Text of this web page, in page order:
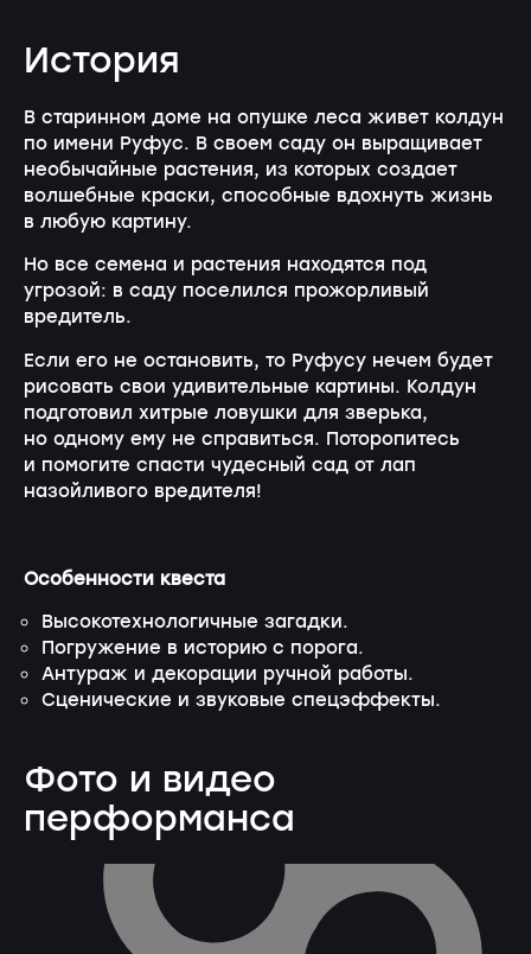
История
В старинном доме на опушке леса живет колдун
по имени Руфус. В своем саду он выращивает
необычайные растения, из которых создает
волшебные краски, способные вдохнуть жизнь
в любую картину.
Но все семена и растения находятся под
угрозой: в саду поселился прожорливый
вредитель.
Если его не остановить, то Руфусу нечем будет
рисовать свои удивительные картины. Колдун
подготовил хитрые ловушки для зверька,
но одному ему не справиться. Поторопитесь
и помогите спасти чудесный сад от лап
назойливого вредителя!
Особенности квеста
Высокотехнологичные загадки.
Погружение в историю с порога.
Антураж и декорации ручной работы.
Сценические и звуковые спецэффекты.
Фото и видео
перформанса